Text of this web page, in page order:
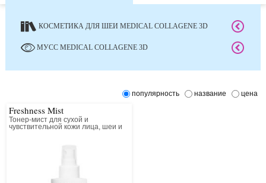
КОСМЕТИКА ДЛЯ ШЕИ MEDICAL COLLAGENE 3D
МУСС MEDICAL COLLAGENE 3D
популярность название цена
Freshness Mist
Тонер-мист для сухой и
чувствительной кожи лица, шеи и